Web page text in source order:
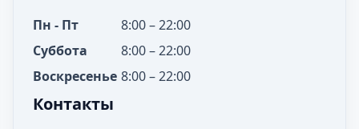
Пн - Пт
8:00 – 22:00
Суббота
8:00 – 22:00
Воскресенье 8:00 – 22:00
Контакты